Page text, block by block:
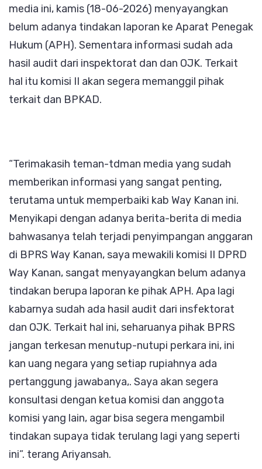
media ini, kamis (18-06-2026) menyayangkan
belum adanya tindakan laporan ke Aparat Penegak
Hukum (APH). Sementara informasi sudah ada
hasil audit dari inspektorat dan dan OJK. Terkait
hal itu komisi II akan segera memanggil pihak
terkait dan BPKAD.
“Terimakasih teman-tdman media yang sudah
memberikan informasi yang sangat penting,
terutama untuk memperbaiki kab Way Kanan ini.
Menyikapi dengan adanya berita-berita di media
bahwasanya telah terjadi penyimpangan anggaran
di BPRS Way Kanan, saya mewakili komisi II DPRD
Way Kanan, sangat menyayangkan belum adanya
tindakan berupa laporan ke pihak APH. Apa lagi
kabarnya sudah ada hasil audit dari insfektorat
dan OJK. Terkait hal ini, seharuanya pihak BPRS
jangan terkesan menutup-nutupi perkara ini, ini
kan uang negara yang setiap rupiahnya ada
pertanggung jawabanya,. Saya akan segera
konsultasi dengan ketua komisi dan anggota
komisi yang lain, agar bisa segera mengambil
tindakan supaya tidak terulang lagi yang seperti
ini”. terang Ariyansah.